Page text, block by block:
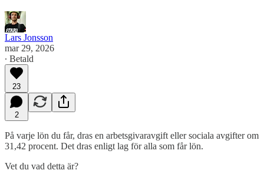
Lars Jonsson
mar 29, 2026
∙ Betald
23
2
På varje lön du får, dras en arbetsgivaravgift eller sociala avgifter om
31,42 procent. Det dras enligt lag för alla som får lön.
Vet du vad detta är?